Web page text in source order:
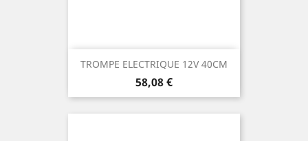
TROMPE ELECTRIQUE 12V 40CM
Prix
58,08 €